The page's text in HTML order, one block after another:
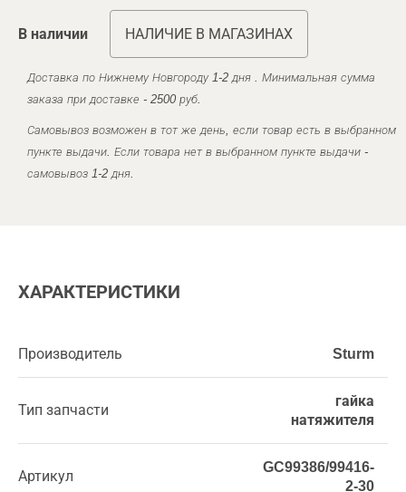
В наличии НАЛИЧИЕ В МАГАЗИНАХ
Доставка по Нижнему Новгороду 1-2 дня . Минимальная сумма
заказа при доставке - 2500 руб.
Самовывоз возможен в тот же день, если товар есть в выбранном
пункте выдачи. Если товара нет в выбранном пункте выдачи -
самовывоз 1-2 дня.
ХАРАКТЕРИСТИКИ
Производитель Sturm
Тип запчасти
гайка
натяжителя
Артикул
GC99386/99416-
2-30